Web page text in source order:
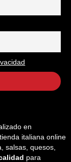
en
italiana online
salsas, quesos,
para